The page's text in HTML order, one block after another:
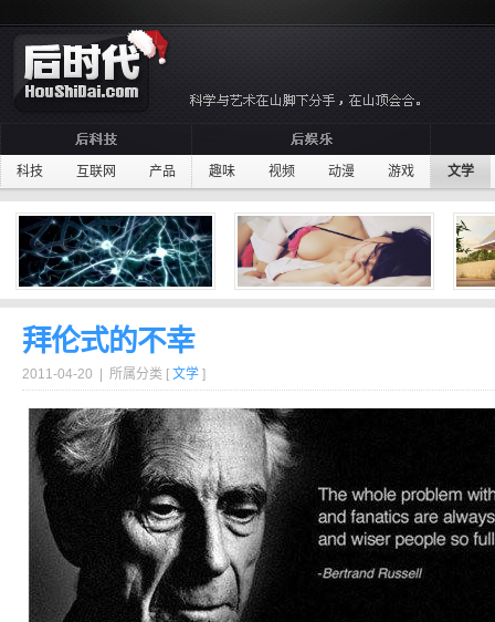
科技 互联网 产品 趣味 视频 动漫 游戏 文学
拜伦式的不幸
2011-04-20 | 所属分类 [ 文学 ]